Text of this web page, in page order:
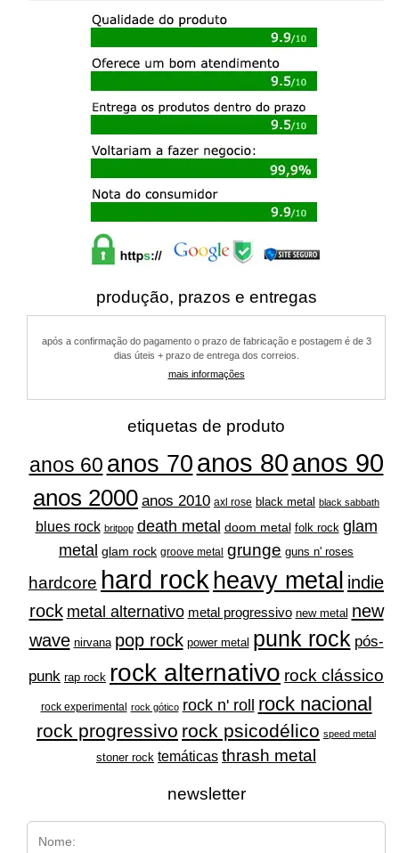
produção, prazos e entregas
após a confirmação do pagamento o prazo de fabricação e postagem é de 3
dias úteis + prazo de entrega dos correios.
mais informações
etiquetas de produto
anos 60 anos 70 anos 80anos 90
anos 2000 anos 2010 axl rose black metal black sabbath
blues rock britpop death metal doom metal folk rock glam
metal glam rock groove metal grunge guns n' roses
hardcore hard rock heavy metal indie
rock metal alternativo metal progressivo new metal new
wave nirvana pop rock power metal punk rock pós-
punk rap rock rock alternativo rock clássico
rock experimental rock gótico rock n' roll rock nacional
rock progressivo rock psicodélico speed metal
stoner rock temáticas thrash metal
newsletter